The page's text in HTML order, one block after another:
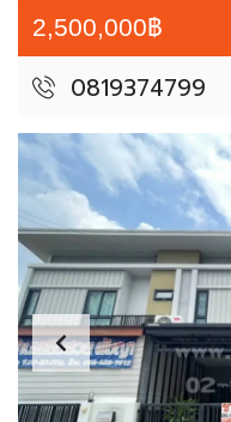
2,500,000฿
0819374799